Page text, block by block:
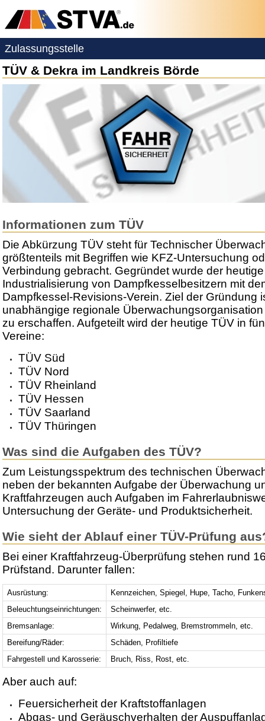
Zulassungsstelle
TÜV & Dekra im Landkreis Börde
Informationen zum TÜV
Die Abkürzung TÜV steht für Technischer
größtenteils mit Begriffen wie KFZ-Untersuchung
Verbindung gebracht. Gegründet wurde der
Industrialisierung von Dampfkesselbesitzern mit
Dampfkessel-Revisions-Verein. Ziel der Gründung
unabhängige regionale
zu erschaffen. Aufgeteilt wird der heutige TÜV in
Vereine:
TÜV Süd
TÜV Nord
TÜV Rheinland
TÜV Hessen
TÜV Saarland
TÜV Thüringen
Was sind die Aufgaben des TÜV?
Zum Leistungsspektrum des technischen
neben der bekannten Aufgabe der Überwachung
Kraftfahrzeugen auch Aufgaben im
Untersuchung der Geräte- und Produktsicherheit.
Wie sieht der Ablauf einer TÜV-Prüfung
Bei einer Kraftfahrzeug-Überprüfung stehen rund
Prüfstand. Darunter fallen:
Ausrüstung:
Kennzeichen, Spiegel, Hupe, Tacho,
Beleuchtungseinrichtungen:
Scheinwerfer, etc.
Bremsanlage:
Wirkung, Pedalweg, Bremstrommeln, etc.
Bereifung/Räder:
Schäden, Profiltiefe
Fahrgestell und Karosserie:
Bruch, Riss, Rost, etc.
Aber auch auf:
Feuersicherheit der Kraftstoffanlagen
Abgas- und Geräuschverhalten der